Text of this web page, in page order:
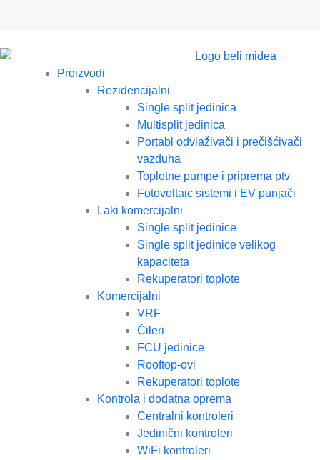
Proizvodi
Rezidencijalni
Single split jedinica
Multisplit jedinica
Portabl odvlaživači i prečišćivači
vazduha
Toplotne pumpe i priprema ptv
Fotovoltaic sistemi i EV punjači
Laki komercijalni
Single split jedinice
Single split jedinice velikog
kapaciteta
Rekuperatori toplote
Komercijalni
VRF
Čileri
FCU jedinice
Rooftop-ovi
Rekuperatori toplote
Kontrola i dodatna oprema
Centralni kontroleri
Jedinični kontroleri
WiFi kontroleri